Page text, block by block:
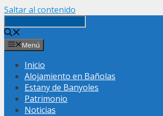
Saltar al contenido
Menú
Inicio
Alojamiento en Bañolas
Estany de Banyoles
Patrimonio
Noticias